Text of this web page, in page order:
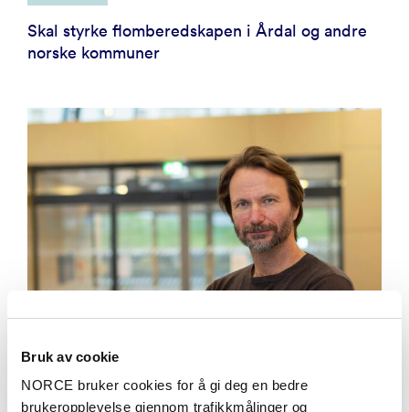
Bruk av cookie
NORCE bruker cookies for å gi deg en bedre
brukeropplevelse gjennom trafikkmålinger og
Skal styrke flomberedskapen i Årdal og andre
norske kommuner